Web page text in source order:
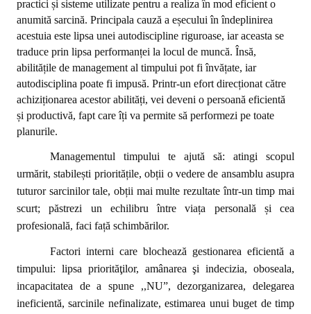
practici și sisteme utilizate pentru a realiza în mod eficient o
anumită sarcină. Principala cauză a eșecului în îndeplinirea
acestuia este lipsa unei autodiscipline riguroase, iar aceasta se
traduce prin lipsa performanței la locul de muncă. Însă,
abilitățile de management al timpului pot fi învățate, iar
autodisciplina poate fi impusă. Printr-un efort direcționat către
achiziționarea acestor abilități, vei deveni o persoană eficientă
și productivă, fapt care îți va permite să performezi pe toate
planurile.
Managementul timpului te ajută să: atingi scopul
urmărit, stabilești prioritățile, obții o vedere de ansamblu asupra
tuturor sarcinilor tale, obții mai multe rezultate într-un timp mai
scurt; păstrezi un echilibru între viața personală și cea
profesională, faci față schimbărilor.
Factori interni care blochează gestionarea eficientă a
timpului: lipsa priorităţilor, amânarea şi indecizia, oboseala,
incapacitatea de a spune ,,NU”, dezorganizarea, delegarea
ineficientă, sarcinile nefinalizate, estimarea unui buget de timp